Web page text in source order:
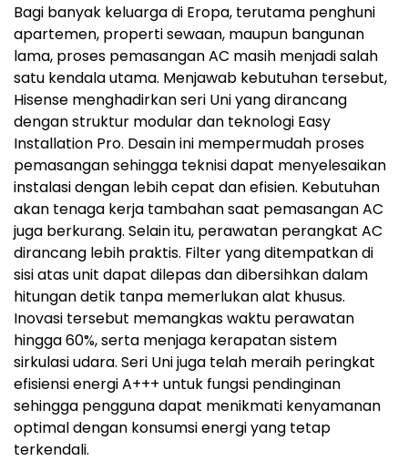
Bagi banyak keluarga di Eropa, terutama penghuni
apartemen, properti sewaan, maupun bangunan
lama, proses pemasangan AC masih menjadi salah
satu kendala utama. Menjawab kebutuhan tersebut,
Hisense menghadirkan seri Uni yang dirancang
dengan struktur modular dan teknologi Easy
Installation Pro. Desain ini mempermudah proses
pemasangan sehingga teknisi dapat menyelesaikan
instalasi dengan lebih cepat dan efisien. Kebutuhan
akan tenaga kerja tambahan saat pemasangan AC
juga berkurang. Selain itu, perawatan perangkat AC
dirancang lebih praktis. Filter yang ditempatkan di
sisi atas unit dapat dilepas dan dibersihkan dalam
hitungan detik tanpa memerlukan alat khusus.
Inovasi tersebut memangkas waktu perawatan
hingga 60%, serta menjaga kerapatan sistem
sirkulasi udara. Seri Uni juga telah meraih peringkat
efisiensi energi A+++ untuk fungsi pendinginan
sehingga pengguna dapat menikmati kenyamanan
optimal dengan konsumsi energi yang tetap
terkendali.